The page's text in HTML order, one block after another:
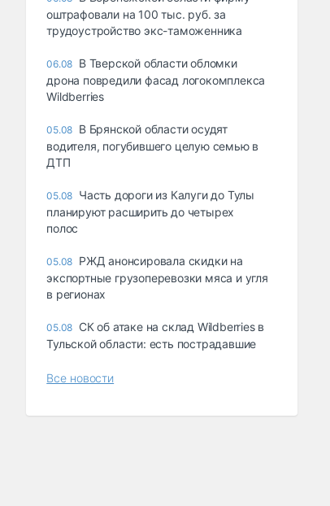
оштрафовали на 100 тыс. руб. за
трудоустройство экс-таможенника
06.08 В Тверской области обломки
дрона повредили фасад логокомплекса
Wildberries
05.08 В Брянской области осудят
водителя, погубившего целую семью в
ДТП
05.08 Часть дороги из Калуги до Тулы
планируют расширить до четырех
полос
05.08 РЖД анонсировала скидки на
экспортные грузоперевозки мяса и угля
в регионах
05.08 СК об атаке на склад Wildberries в
Тульской области: есть пострадавшие
Все новости